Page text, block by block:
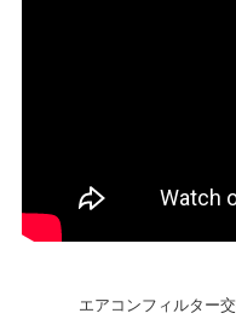
エアコンフィルター